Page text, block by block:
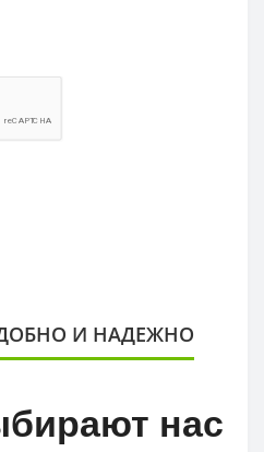
И НАДЕЖНО
нас